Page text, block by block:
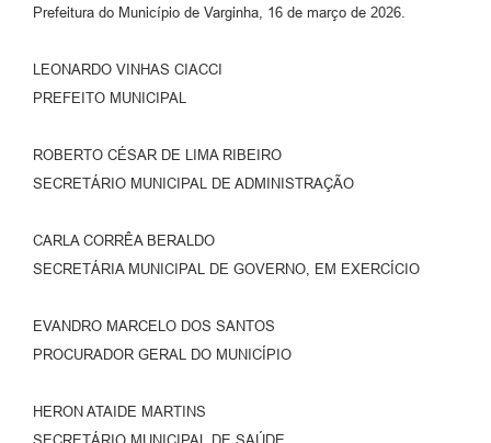
Prefeitura do Município de Varginha, 16 de março de 2026.
LEONARDO VINHAS CIACCI
PREFEITO MUNICIPAL
ROBERTO CÉSAR DE LIMA RIBEIRO
SECRETÁRIO MUNICIPAL DE ADMINISTRAÇÃO
CARLA CORRÊA BERALDO
SECRETÁRIA MUNICIPAL DE GOVERNO, EM EXERCÍCIO
EVANDRO MARCELO DOS SANTOS
PROCURADOR GERAL DO MUNICÍPIO
HERON ATAIDE MARTINS